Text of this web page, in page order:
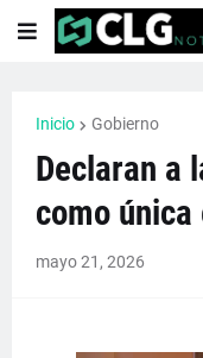
Inicio Gobierno
Declaran a
como
mayo 21, 2026